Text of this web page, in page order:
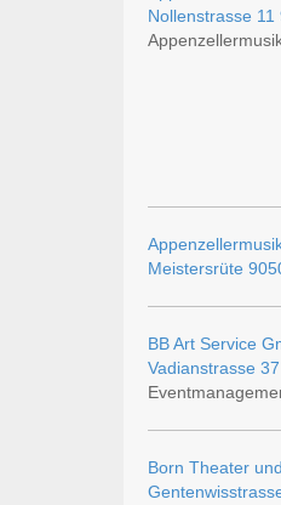
Nollenstrasse 11
Meistersrüte
BB Art Service
Vadianstrasse 37
Born Theater